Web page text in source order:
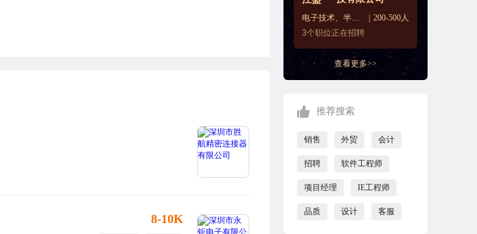
电子技术、半导体、集成电路
200-500人
3个职位正在招聘
查看更多>>
推荐搜索
销售 外贸 会计
招聘 软件工程师
项目经理 IE工程师
品质 设计 客服
8-10K